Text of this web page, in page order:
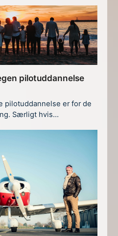
pilotuddannelse
pilotuddannelse er for de
Særligt hvis…